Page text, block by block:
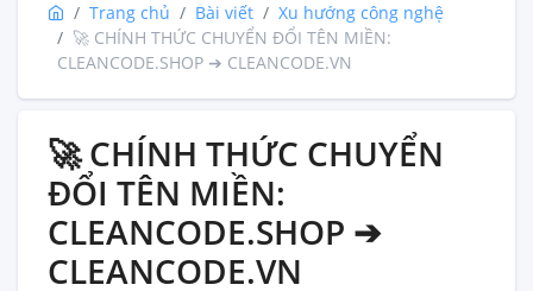
Trang chủ Bài viết
Xu hướng công nghệ
🚀 CHÍNH THỨC CHUYỂN ĐỔI TÊN MIỀN:
CLEANCODE.SHOP ➔ CLEANCODE.VN
🚀 CHÍNH THỨC CHUYỂN
ĐỔI TÊN MIỀN:
CLEANCODE.SHOP ➔
CLEANCODE.VN